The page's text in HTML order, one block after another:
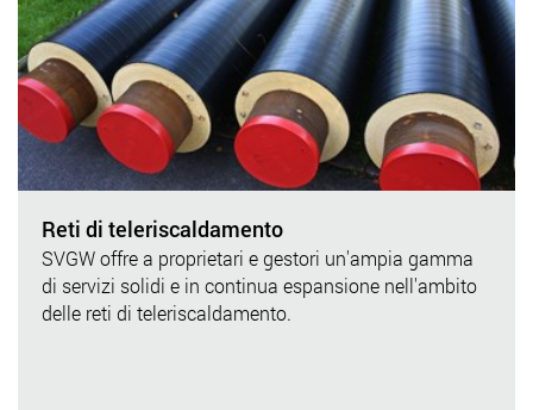
Reti di teleriscaldamento
SVGW offre a proprietari e gestori un'ampia gamma
di servizi solidi e in continua espansione nell'ambito
delle reti di teleriscaldamento.